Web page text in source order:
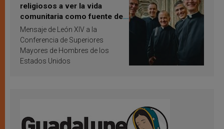
religiosos a ver la vida
comunitaria como fuente de
inspiración y santificación
Mensaje de León XIV a la
Conferencia de Superiores
Mayores de Hombres de los
Estados Unidos